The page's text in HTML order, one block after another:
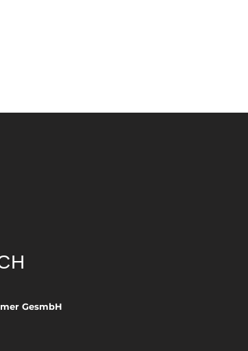
GesmbH